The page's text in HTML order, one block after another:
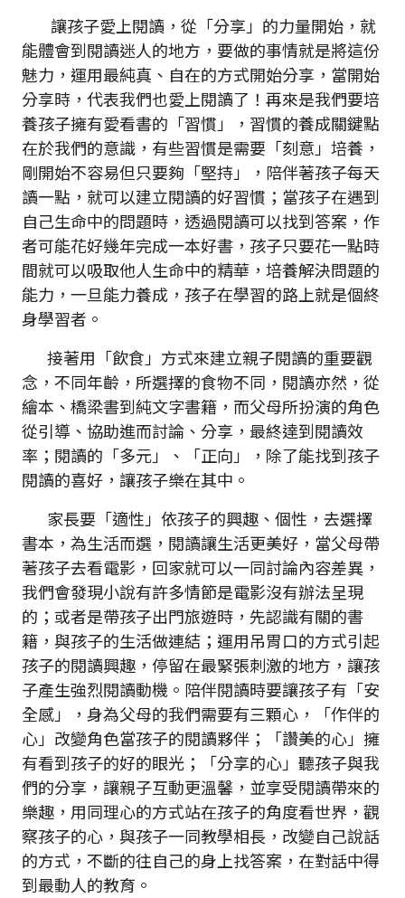
讓孩子愛上閱讀，從「分享」的力量開始，就
能體會到閱讀迷人的地方，要做的事情就是將這份
魅力，運用最純真、自在的方式開始分享，當開始
分享時，代表我們也愛上閱讀了！再來是我們要培
養孩子擁有愛看書的「習慣」，習慣的養成關鍵點
在於我們的意識，有些習慣是需要「刻意」培養，
剛開始不容易但只要夠「堅持」，陪伴著孩子每天
讀一點，就可以建立閱讀的好習慣；當孩子在遇到
自己生命中的問題時，透過閱讀可以找到答案，作
者可能花好幾年完成一本好書，孩子只要花一點時
間就可以吸取他人生命中的精華，培養解決問題的
能力，一旦能力養成，孩子在學習的路上就是個終
身學習者。
接著用「飲食」方式來建立親子閱讀的重要觀
念，不同年齡，所選擇的食物不同，閱讀亦然，從
繪本、橋梁書到純文字書籍，而父母所扮演的角色
從引導、協助進而討論、分享，最終達到閱讀效
率；閱讀的「多元」、「正向」，除了能找到孩子
閱讀的喜好，讓孩子樂在其中。
家長要「適性」依孩子的興趣、個性，去選擇
書本，為生活而選，閱讀讓生活更美好，當父母帶
著孩子去看電影，回家就可以一同討論內容差異，
我們會發現小說有許多情節是電影沒有辦法呈現
的；或者是帶孩子出門旅遊時，先認識有關的書
籍，與孩子的生活做連結；運用吊胃口的方式引起
孩子的閱讀興趣，停留在最緊張刺激的地方，讓孩
子產生強烈閱讀動機。陪伴閱讀時要讓孩子有「安
全感」，身為父母的我們需要有三顆心，「作伴的
心」改變角色當孩子的閱讀夥伴；「讚美的心」擁
有看到孩子的好的眼光；「分享的心」聽孩子與我
們的分享，讓親子互動更溫馨，並享受閱讀帶來的
樂趣，用同理心的方式站在孩子的角度看世界，觀
察孩子的心，與孩子一同教學相長，改變自己說話
的方式，不斷的往自己的身上找答案，在對話中得
到最動人的教育。